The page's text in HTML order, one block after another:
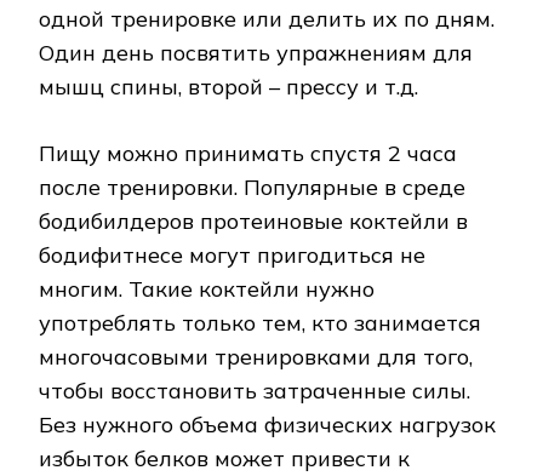
одной тренировке или делить их по дням.
Один день посвятить упражнениям для
мышц спины, второй – прессу и т.д.
Пищу можно принимать спустя 2 часа
после тренировки. Популярные в среде
бодибилдеров протеиновые коктейли в
бодифитнесе могут пригодиться не
многим. Такие коктейли нужно
употреблять только тем, кто занимается
многочасовыми тренировками для того,
чтобы восстановить затраченные силы.
Без нужного объема физических нагрузок
избыток белков может привести к